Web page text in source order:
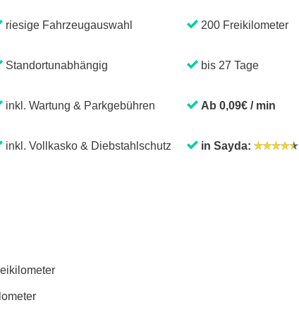
riesige Fahrzeugauswahl
Standortunabhängig
inkl. Wartung & Parkgebühren
inkl. Vollkasko & Diebstahlschutz
200 Freikilometer
bis 27 Tage
Ab 0,09€ / min
in Sayda: